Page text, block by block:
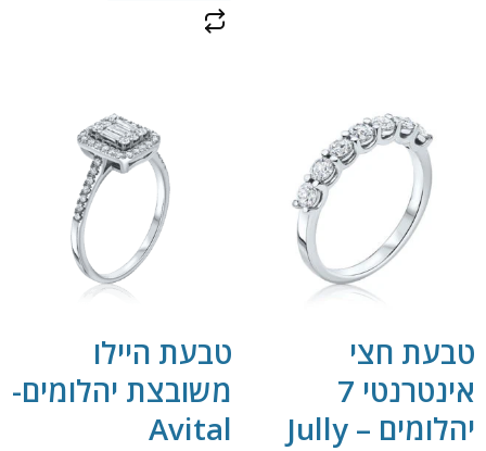
טבעת חצי
אינטרנטי 7
יהלומים – Jully
טבעת היילו
משובצת יהלומים-
Avital